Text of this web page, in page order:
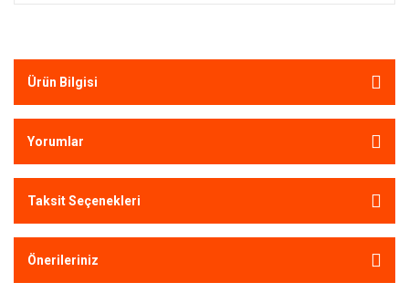
Ürün Bilgisi
Yorumlar
Taksit Seçenekleri
Önerileriniz